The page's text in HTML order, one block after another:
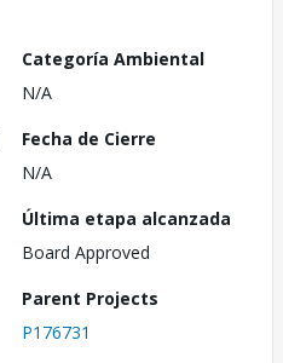
Categoría Ambiental
N/A
Fecha de Cierre
N/A
Última etapa alcanzada
Board Approved
Parent Projects
P176731